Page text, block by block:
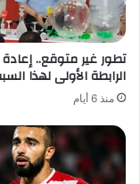
تطور غير متوقع..
الرابطة الأولى لهذا
منذ 6 أيام